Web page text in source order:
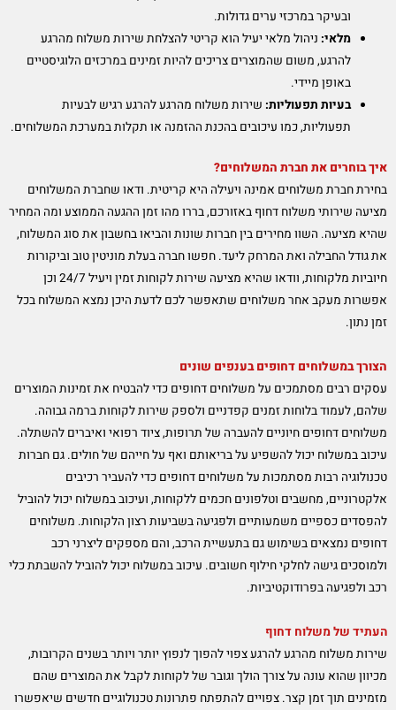
ובעיקר במרכזי ערים גדולות.
מלאי: ניהול מלאי יעיל הוא קריטי להצלחת שירות משלוח מהרגע
להרגע, משום שהמוצרים צריכים להיות זמינים במרכזים הלוגיסטיים
באופן מיידי.
בעיות תפעוליות: שירות משלוח מהרגע להרגע רגיש לבעיות
תפעוליות, כמו עיכובים בהכנת ההזמנה או תקלות במערכת המשלוחים.
איך בוחרים את חברת המשלוחים?
בחירת חברת משלוחים אמינה ויעילה היא קריטית. ודאו שחברת המשלוחים
מציעה שירותי משלוח דחוף באזורכם, בררו מהו זמן ההגעה הממוצע ומה המחיר
שהיא מציעה. השוו מחירים בין חברות שונות והביאו בחשבון את סוג המשלוח,
את גודל החבילה ואת המרחק ליעד. חפשו חברה בעלת מוניטין טוב וביקורות
חיוביות מלקוחות, וודאו שהיא מציעה שירות לקוחות זמין ויעיל 24/7 וכן
אפשרות מעקב אחר משלוחים שתאפשר לכם לדעת היכן נמצא המשלוח בכל
זמן נתון.
הצורך במשלוחים דחופים בענפים שונים
עסקים רבים מסתמכים על משלוחים דחופים כדי להבטיח את זמינות המוצרים
שלהם, לעמוד בלוחות זמנים קפדניים ולספק שירות לקוחות ברמה גבוהה.
משלוחים דחופים חיוניים להעברה של תרופות, ציוד רפואי ואיברים להשתלה.
עיכוב במשלוח יכול להשפיע על בריאותם ואף על חייהם של חולים. גם חברות
טכנולוגיה רבות מסתמכות על משלוחים דחופים כדי להעביר רכיבים
אלקטרוניים, מחשבים וטלפונים חכמים ללקוחות, ועיכוב במשלוח יכול להוביל
להפסדים כספיים משמעותיים ולפגיעה בשביעות רצון הלקוחות. משלוחים
דחופים נמצאים בשימוש גם בתעשיית הרכב, והם מספקים ליצרני רכב
ולמוסכים גישה לחלקי חילוף חשובים. עיכוב במשלוח יכול להוביל להשבתת כלי
רכב ולפגיעה בפרודוקטיביות.
העתיד של משלוח דחוף
שירות משלוח מהרגע להרגע צפוי להפוך לנפוץ יותר ויותר בשנים הקרובות,
מכיוון שהוא עונה על צורך הולך וגובר של לקוחות לקבל את המוצרים שהם
מזמינים תוך זמן קצר. צפויים להתפתח פתרונות טכנולוגיים חדשים שיאפשרו